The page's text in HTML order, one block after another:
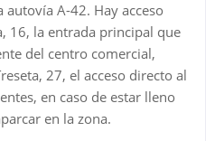
A-42. Hay acceso
16, la entrada principal que
del centro comercial,
27, el acceso directo al
en caso de estar lleno
en la zona.